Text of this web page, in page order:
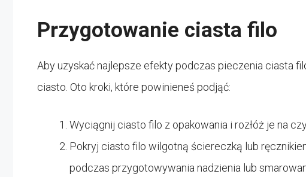
Przygotowanie ciasta filo
Aby uzyskać najlepsze efekty podczas pieczenia ciasta
ciasto. Oto kroki, które powinieneś podjąć:
Wyciągnij ciasto filo z opakowania i rozłóż je na
Pokryj ciasto filo wilgotną ściereczką lub
podczas przygotowywania nadzienia lub